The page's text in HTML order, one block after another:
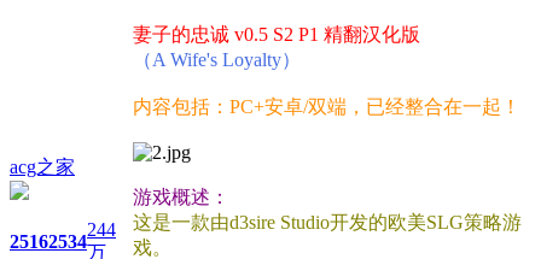
acg之家
25162534
244
万
妻子的忠诚 v0.5 S2 P1 精翻汉化版
（A Wife's Loyalty）
内容包括：PC+安卓/双端，已经整合在一起！
游戏概述：
这是一款由d3sire Studio开发的欧美SLG策略游
戏。